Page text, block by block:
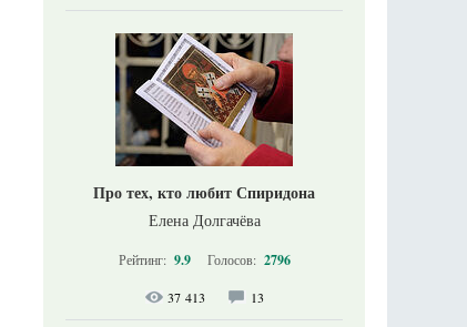
Про тех, кто любит Спиридона
Елена Долгачёва
Рейтинг: 9.9 Голосов: 2796
37 413 13